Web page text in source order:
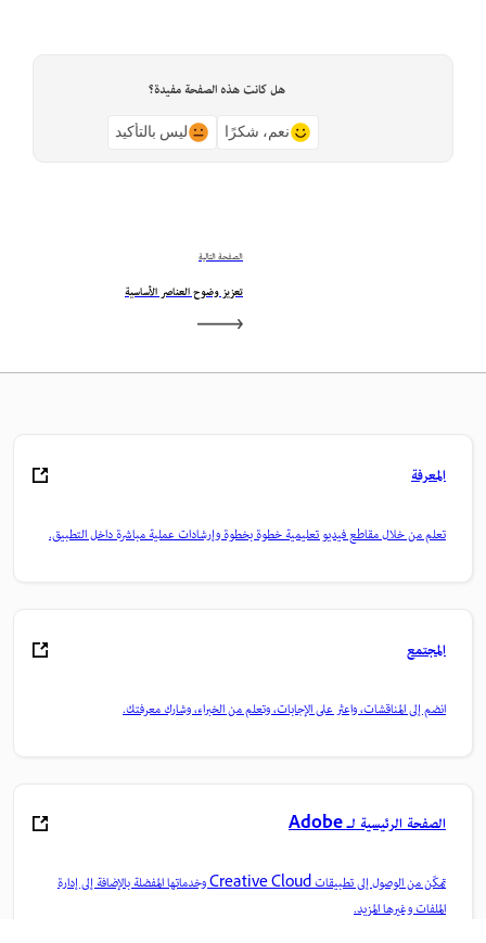
هل كانت هذه الصفحة مفيدة؟
نعم، شكرًا ليس بالتأكيد
الصفحة التالية
تعزيز وضوح العناصر الأساسية
المعرفة
تعلم من خلال مقاطع فيديو تعليمية خطوة بخطوة وإرشادات عملية مباشرة داخل التطبيق.
المجتمع
انضم إلى المناقشات، واعثر على الإجابات، وتعلم من الخبراء، وشارك معرفتك.
الصفحة الرئيسية لـ Adobe
تمكّن من الوصول إلى تطبيقات Creative Cloud وخدماتها المفضلة بالإضافة إلى إدارة
الملفات وغيرها المزيد.